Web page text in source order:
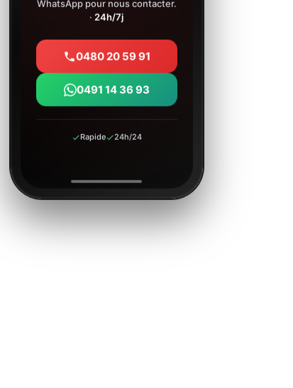
WhatsApp pour nous contacter.
·24h/7j
0480 20 59 91
0491 14 36 93
Rapide 24h/24